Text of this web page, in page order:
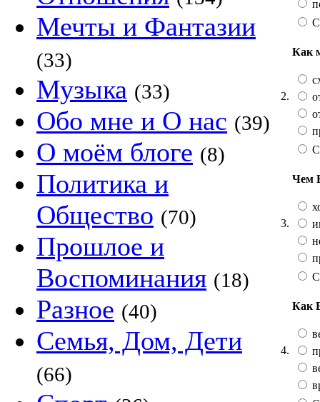
Мечты и Фантазии
(33)
Музыка (33)
Обо мне и О нас (39)
О моём блоге (8)
Политика и
Общество (70)
Прошлое и
Воспоминания (18)
Разное (40)
Семья, Дом, Дети
(66)
2.
Как
3.
Чем
4.
Как